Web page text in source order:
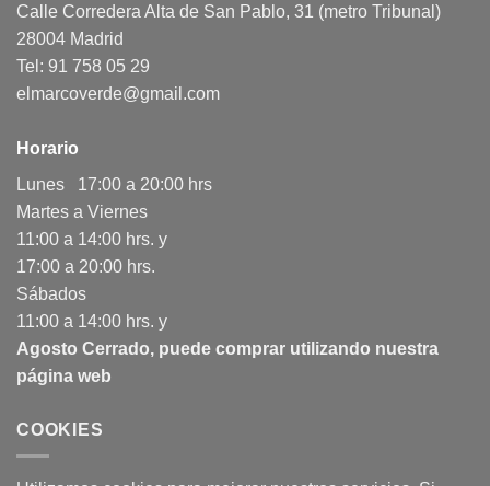
Calle Corredera Alta de San Pablo, 31 (metro Tribunal)
28004 Madrid
Tel: 91 758 05 29
elmarcoverde@gmail.com
Horario
Lunes 17:00 a 20:00 hrs
Martes a Viernes
11:00 a 14:00 hrs. y
17:00 a 20:00 hrs.
Sábados
11:00 a 14:00 hrs. y
Agosto Cerrado, puede comprar utilizando nuestra
página web
COOKIES